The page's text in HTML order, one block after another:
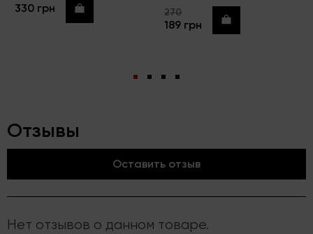
330 грн Купить 270
189 грн Купить
Отзывы
Оставить отзыв
Нет отзывов о данном товаре.